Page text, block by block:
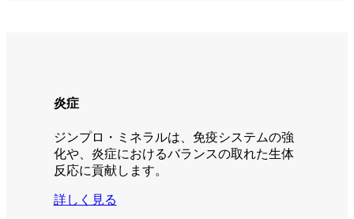
炎症
ジンプロ・ミネラルは、免疫システムの強
化や、炎症におけるバランスの取れた生体
反応に貢献します。
詳しく見る